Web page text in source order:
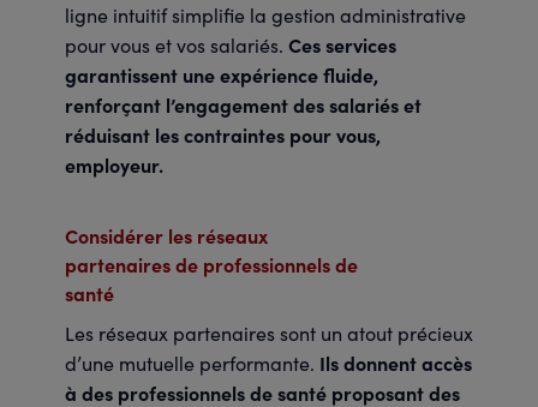
ligne intuitif simplifie la gestion administrative
pour vous et vos salariés. Ces services
garantissent une expérience fluide,
renforçant l’engagement des salariés et
réduisant les contraintes pour vous,
employeur.
Considérer les réseaux
partenaires de professionnels de
santé
Les réseaux partenaires sont un atout précieux
d’une mutuelle performante. Ils donnent accès
à des professionnels de santé proposant des